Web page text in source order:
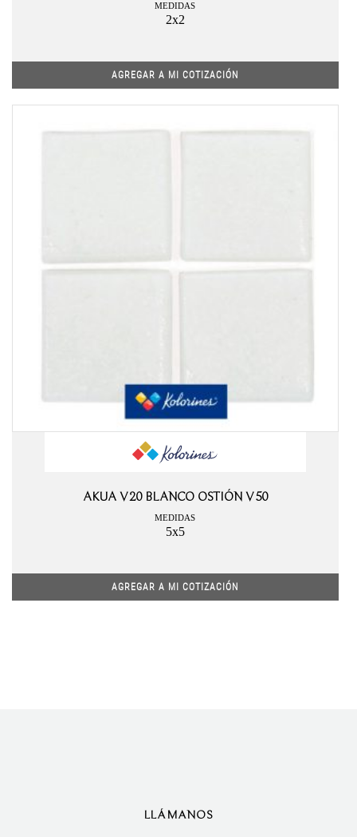
MEDIDAS
2x2
AGREGAR A MI COTIZACIÓN
AKUA V20 BLANCO OSTIÓN V50
MEDIDAS
5x5
AGREGAR A MI COTIZACIÓN
LLÁMANOS